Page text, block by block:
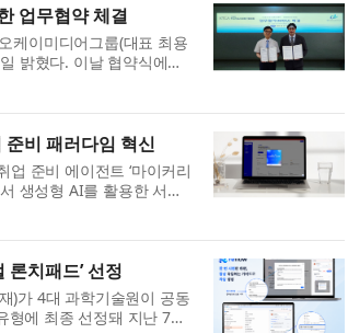
업무협약 체결
케이미디어그룹(대표 최용
밝혔다. 이날 협약식에는
비 패러다임 혁신
준비 에이전트 ‘마이커리
생성형 AI를 활용한 서류
치패드’ 선정
)가 4대 과학기술원이 공동
형에 최종 선정돼 지난 7월